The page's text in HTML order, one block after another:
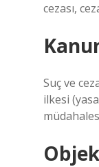
cezası,
Suç ve
ilkesi